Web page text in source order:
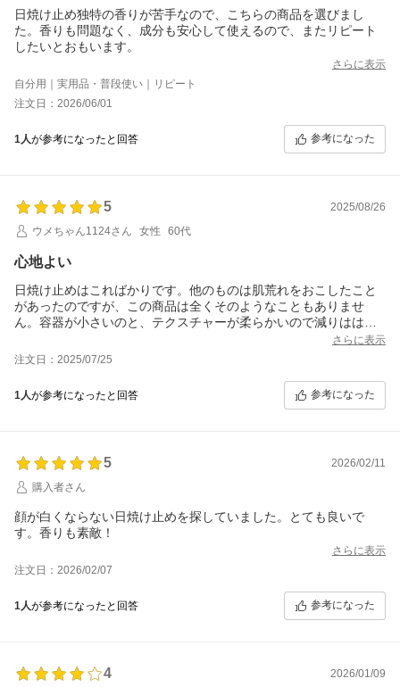
日焼け止め独特の香りが苦手なので、こちらの商品を選びまし
た。香りも問題なく、成分も安心して使えるので、またリピート
したいとおもいます。
さらに表示
自分用｜実用品・普段使い｜リピート
注文日：2026/06/01
1人が参考になったと回答 参考になった
5
2025/08/26
ウメちゃん1124さん
女性 60代
心地よい
日焼け止めはこればかりです。他のものは肌荒れをおこしたこと
があったのですが、この商品は全くそのようなこともありませ
ん。容器が小さいのと、テクスチャーが柔らかいので減りははや
いのですが、まとめ買いで大丈夫です。少し邪道ですが、出かけ
るときはこの日焼け止めとファンデーションをまぜて塗ると、厚
塗りにならずにとてもキレイな肌に見えます。これからもよろし
さらに表示
注文日：2025/07/25
1人が参考になったと回答 参考になった
5
2026/02/11
購入者さん
顔が白くならない日焼け止めを探していました。とても良いで
す。香りも素敵！
さらに表示
注文日：2026/02/07
1人が参考になったと回答 参考になった
4
2026/01/09